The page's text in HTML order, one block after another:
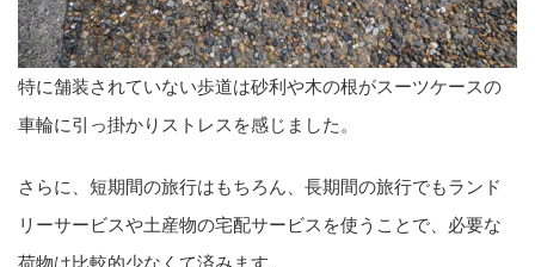
特に舗装されていない歩道は砂利や木の根がスーツケースの
車輪に引っ掛かりストレスを感じました。
さらに、短期間の旅行はもちろん、長期間の旅行でもランド
リーサービスや土産物の宅配サービスを使うことで、必要な